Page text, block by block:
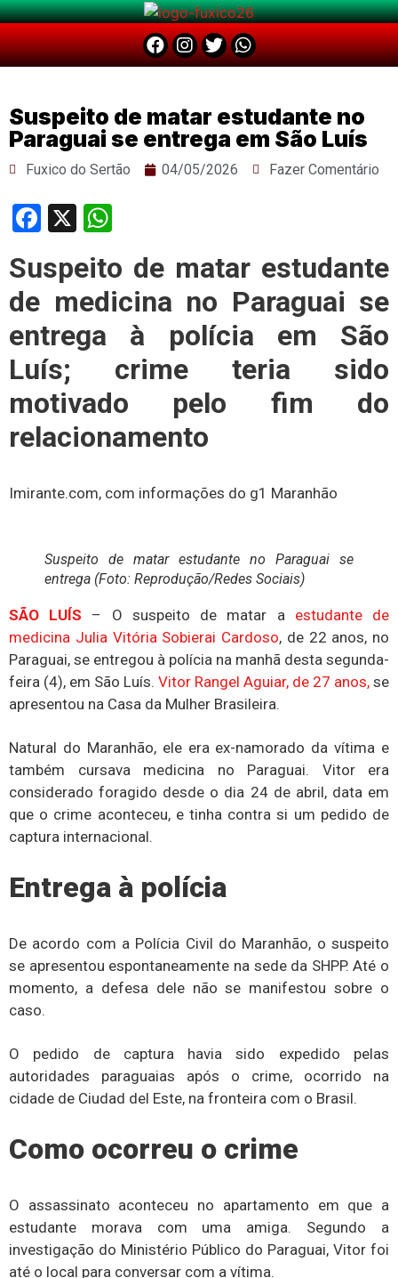
Suspeito de matar estudante no
Paraguai se entrega em São Luís
Fuxico do Sertão 04/05/2026 Fazer Comentário
Facebook
X
Suspeito de matar estudante
de medicina no Paraguai se
entrega à polícia em São
Luís; crime teria sido
motivado pelo fim do
relacionamento
Imirante.com, com informações do g1 Maranhão
Suspeito de matar estudante no Paraguai se
entrega (Foto: Reprodução/Redes Sociais)
SÃO LUÍS – O suspeito de matar a estudante de
medicina Julia Vitória Sobierai Cardoso, de 22 anos, no
Paraguai, se entregou à polícia na manhã desta segunda-
feira (4), em São Luís. Vitor Rangel Aguiar, de 27 anos, se
apresentou na Casa da Mulher Brasileira.
Natural do Maranhão, ele era ex-namorado da vítima e
também cursava medicina no Paraguai. Vitor era
considerado foragido desde o dia 24 de abril, data em
que o crime aconteceu, e tinha contra si um pedido de
captura internacional.
Entrega à polícia
De acordo com a Polícia Civil do Maranhão, o suspeito
se apresentou espontaneamente na sede da SHPP. Até o
momento, a defesa dele não se manifestou sobre o
caso.
O pedido de captura havia sido expedido pelas
autoridades paraguaias após o crime, ocorrido na
cidade de Ciudad del Este, na fronteira com o Brasil.
Como ocorreu o crime
O assassinato aconteceu no apartamento em que a
estudante morava com uma amiga. Segundo a
investigação do Ministério Público do Paraguai, Vitor foi
até o local para conversar com a vítima.